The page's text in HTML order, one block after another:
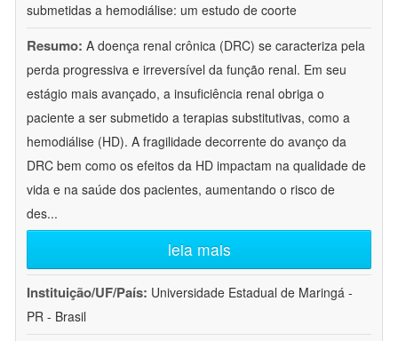
submetidas a hemodiálise: um estudo de coorte
Resumo: A doença renal crônica (DRC) se caracteriza pela
perda progressiva e irreversível da função renal. Em seu
estágio mais avançado, a insuficiência renal obriga o
paciente a ser submetido a terapias substitutivas, como a
hemodiálise (HD). A fragilidade decorrente do avanço da
DRC bem como os efeitos da HD impactam na qualidade de
vida e na saúde dos pacientes, aumentando o risco de
des...
leia mais
Instituição/UF/País: Universidade Estadual de Maringá -
PR - Brasil